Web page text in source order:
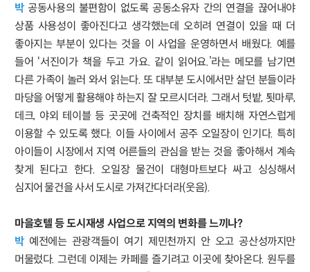
박공동사용의 불편함이 없도록 공동소유자 간의 연결을 끊어내야
상품 사용성이 좋아진다고 생각했는데 오히려 연결이 있을 때 더
좋아지는 부분이 있다는 것을 이 사업을 운영하면서 배웠다. 예를
들어 ‘서진이가 책을 두고 가요. 같이 읽어요.’라는 메모를 남기면
다른 가족이 놀러 와서 읽는다. 또 대부분 도시에서만 살던 분들이라
마당을 어떻게 활용해야 하는지 잘 모르시더라. 그래서 텃밭, 툇마루,
데크, 야외 테이블 등 곳곳에 건축적인 장치를 배치해 자연스럽게
이용할 수 있도록 했다. 이들 사이에서 공주 오일장이 인기다. 특히
아이들이 시장에서 지역 어른들의 관심을 받는 것을 좋아해서 계속
찾게 된다고 한다. 오일장 물건이 대형마트보다 싸고 싱싱해서
심지어 물건을 사서 도시로 가져간다더라(웃음).
마을호텔 등 도시재생 사업으로 지역의 변화를 느끼나?
박예전에는 관광객들이 여기 제민천까지 안 오고 공산성까지만
머물렀다. 그런데 이제는 카페를 즐기려고 이곳에 찾아온다. 원두를